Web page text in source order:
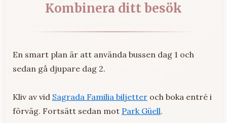
Kombinera ditt besök
En smart plan är att använda bussen dag 1 och
sedan gå djupare dag 2.
Kliv av vid Sagrada Familia biljetter och boka entré i
förväg. Fortsätt sedan mot Park Güell.